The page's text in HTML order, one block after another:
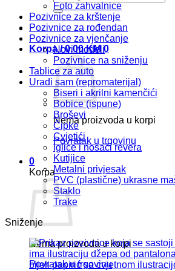
Korpa /0,00KM 0
Nema proizvoda u korpi
Povratak u trgovinu
0
Korpa
Nema proizvoda u korpi
Povratak u trgovinu
Foto zahvalnice
Pozivnice za krštenje
Pozivnice za rođendan
Pozivnice za vjenčanje
Novi modeli
Pozivnice na sniženju
Tablice za auto
Uradi sam (repromaterijal)
Biseri i akrilni kamenčići
Bobice (ispune)
Broševi
Čipke
Cvjetići
Iglice i nosači revera
Kutijice
Metalni privjesak
PVC (plastične) ukrasne
Staklo
Trake
Sniženje